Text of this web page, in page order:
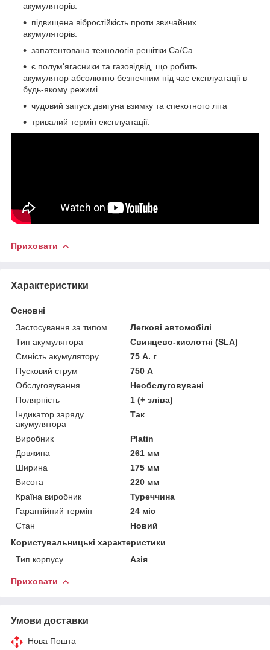
акумуляторів.
підвищена вібростійкість проти звичайних
акумуляторів.
запатентована технологія решітки Ca/Ca.
є полум'ягасники та газовідвід, що робить
акумулятор абсолютно безпечним під час експлуатації в
будь-якому режимі
чудовий запуск двигуна взимку та спекотного літа
тривалий термін експлуатації.
Приховати
Характеристики
Основні
Застосування за типом
Легкові автомобілі
Тип акумулятора
Свинцево-кислотні (SLA)
Ємність акумулятору
75 А. г
Пусковий струм
750 А
Обслуговування
Необслуговувані
Полярність
1 (+ зліва)
Індикатор заряду
акумулятора
Так
Виробник
Platin
Довжина
261 мм
Ширина
175 мм
Висота
220 мм
Країна виробник
Туреччина
Гарантійний термін
24 міс
Стан
Новий
Користувальницькі характеристики
Тип корпусу
Азія
Приховати
Умови доставки
Нова Пошта